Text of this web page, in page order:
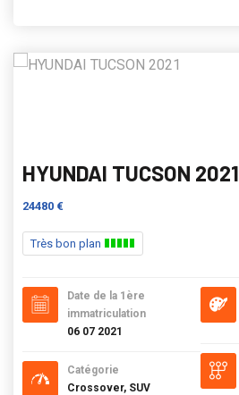
HYUNDAI TUCSON 2021
24480 €
Très bon plan
Date de la 1ère
immatriculation
06 07 2021
Catégorie
Crossover, SUV